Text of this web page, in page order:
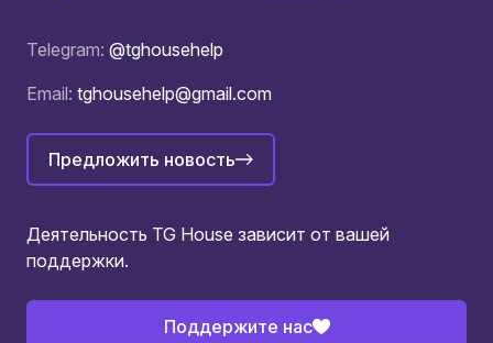
Telegram: @tghousehelp
Email: tghousehelp@gmail.com
Предложить новость
Деятельность TG House зависит от вашей
поддержки.
Поддержите нас